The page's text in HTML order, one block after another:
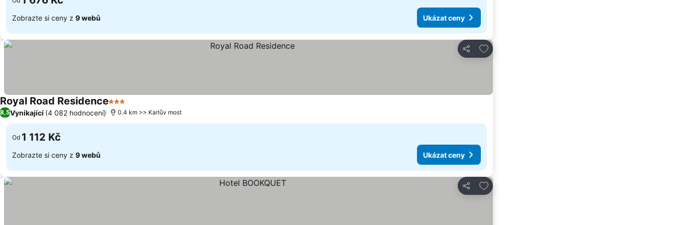
Zobrazte si ceny z 9 webů Ukázat ceny
Sdílet
Přidat na seznam oblíbených hotelů
Royal Road Residence3 Počet hvězdiček
8,5Vynikající (4 082 hodnocení) 0.4 km >> Karlův most
Od 1 112 Kč
Zobrazte si ceny z 9 webů Ukázat ceny
Sdílet
Přidat na seznam oblíbených hotelů